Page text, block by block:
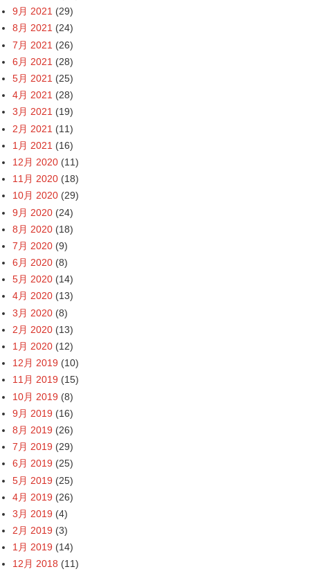
9月 2021 (29)
8月 2021 (24)
7月 2021 (26)
6月 2021 (28)
5月 2021 (25)
4月 2021 (28)
3月 2021 (19)
2月 2021 (11)
1月 2021 (16)
12月 2020 (11)
11月 2020 (18)
10月 2020 (29)
9月 2020 (24)
8月 2020 (18)
7月 2020 (9)
6月 2020 (8)
5月 2020 (14)
4月 2020 (13)
3月 2020 (8)
2月 2020 (13)
1月 2020 (12)
12月 2019 (10)
11月 2019 (15)
10月 2019 (8)
9月 2019 (16)
8月 2019 (26)
7月 2019 (29)
6月 2019 (25)
5月 2019 (25)
4月 2019 (26)
3月 2019 (4)
2月 2019 (3)
1月 2019 (14)
12月 2018 (11)